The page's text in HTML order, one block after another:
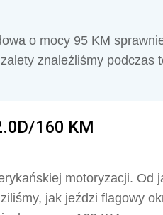
o mocy 95 KM
znaleźliśmy podczas
160 KM
motoryzacji. Od
jak jeździ flagowy